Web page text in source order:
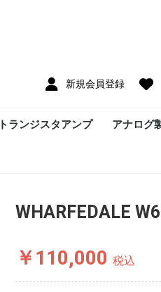
新規会員登録
トランジスタアンプ アナログ
WHARFEDALE
￥110,000 税込